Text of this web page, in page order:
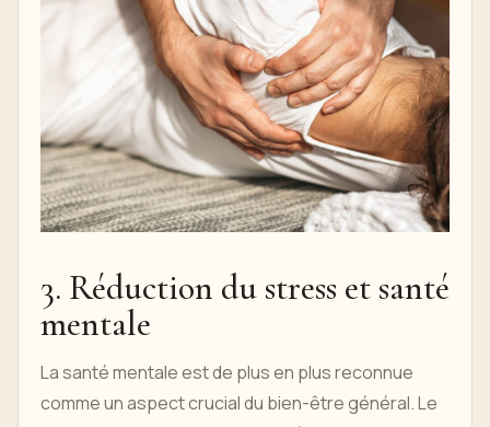
3. Réduction du stress et santé
mentale
La santé mentale est de plus en plus reconnue
comme un aspect crucial du bien-être général. Le